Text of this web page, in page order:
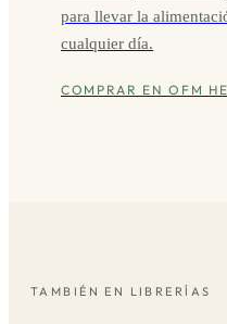
para llevar la
cualquier día.
COMPRAR EN OFM
TAMBIÉN EN LIBRERÍAS